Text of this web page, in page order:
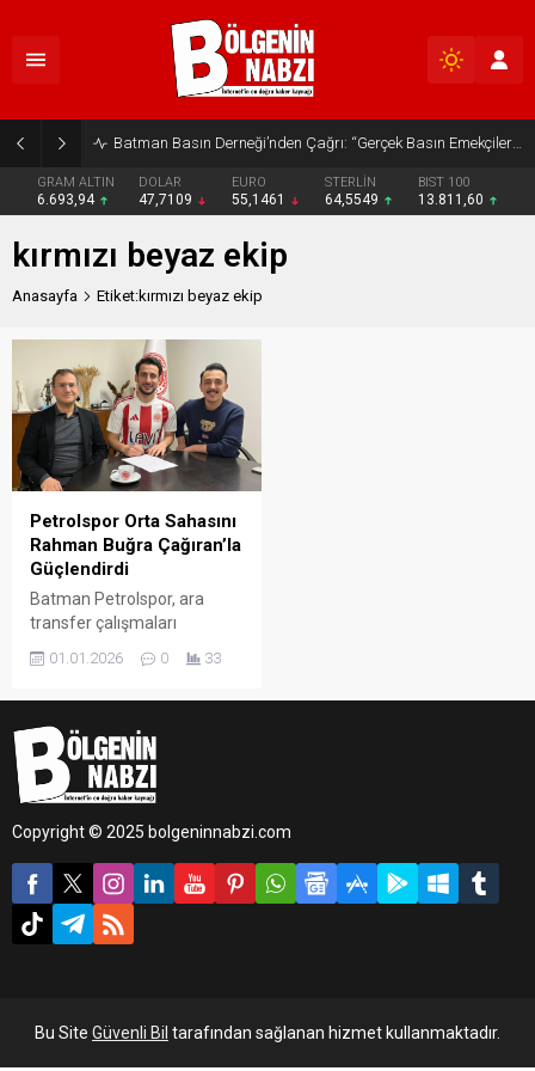
Batman Basın Derneği’nden Çağrı: “Gerçek Basın Emekçileri Desteklenmeli”
GRAM ALTIN
6.693,94
DOLAR
47,7109
EURO
55,1461
STERLİN
64,5549
BIST 100
13.811,60
kırmızı beyaz ekip
Anasayfa Etiket:kırmızı beyaz ekip
Petrolspor Orta Sahasını
Rahman Buğra Çağıran’la
Güçlendirdi
Batman Petrolspor, ara
transfer çalışmaları
hattını güçlendirdi.
01.01.2026 0 33
Copyright © 2025 bolgeninnabzi.com
Bu Site Güvenli Bil tarafından sağlanan hizmet kullanmaktadır.